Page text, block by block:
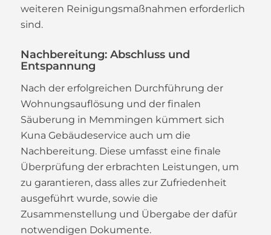
weiteren Reinigungsmaßnahmen erforderlich
sind.
Nachbereitung: Abschluss und
Entspannung
Nach der erfolgreichen Durchführung der
Wohnungsauflösung und der finalen
Säuberung in Memmingen kümmert sich
Kuna Gebäudeservice auch um die
Nachbereitung. Diese umfasst eine finale
Überprüfung der erbrachten Leistungen, um
zu garantieren, dass alles zur Zufriedenheit
ausgeführt wurde, sowie die
Zusammenstellung und Übergabe der dafür
notwendigen Dokumente.